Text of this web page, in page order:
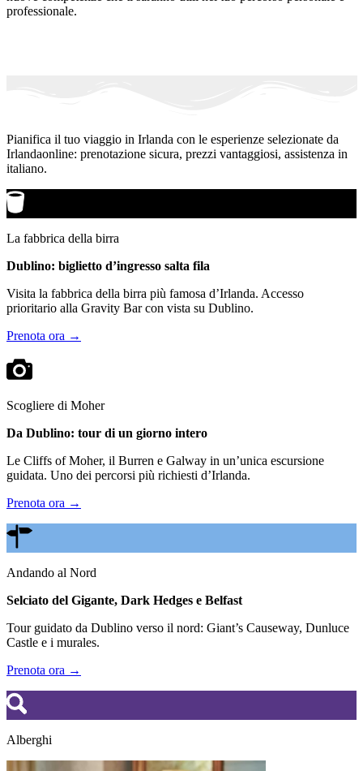
professionale.
Pianifica il tuo viaggio in Irlanda con le esperienze selezionate da
Irlandaonline: prenotazione sicura, prezzi vantaggiosi, assistenza in
italiano.
La fabbrica della birra
Dublino: biglietto d’ingresso salta fila
Visita la fabbrica della birra più famosa d’Irlanda. Accesso
prioritario alla Gravity Bar con vista su Dublino.
Prenota ora →
Scogliere di Moher
Da Dublino: tour di un giorno intero
Le Cliffs of Moher, il Burren e Galway in un’unica escursione
guidata. Uno dei percorsi più richiesti d’Irlanda.
Prenota ora →
Andando al Nord
Selciato del Gigante, Dark Hedges e Belfast
Tour guidato da Dublino verso il nord: Giant’s Causeway, Dunluce
Castle e i murales.
Prenota ora →
Alberghi